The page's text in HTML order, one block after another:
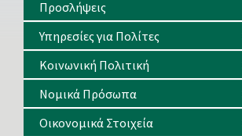
Προσλήψεις
Υπηρεσίες για Πολίτες
Κοινωνική Πολιτική
Νομικά Πρόσωπα
Οικονομικά Στοιχεία